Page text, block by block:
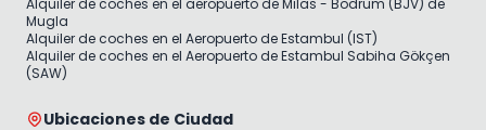
Mugla
Alquiler de coches en el Aeropuerto de Estambul (IST)
Alquiler de coches en el Aeropuerto de Estambul Sabiha Gökçen
(SAW)
Ubicaciones de Ciudad